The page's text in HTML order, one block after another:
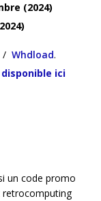
(2024)
/ Whdload.
disponible ici
un code promo
retrocomputing